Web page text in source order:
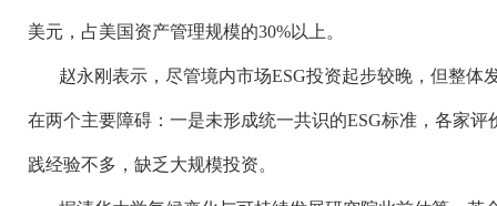
美元，占美国资产管理规模的30%以上。
赵永刚表示，尽管境内市场ESG投资起步较晚，但整体
在两个主要障碍：一是未形成统一共识的ESG标准，各家
践经验不多，缺乏大规模投资。